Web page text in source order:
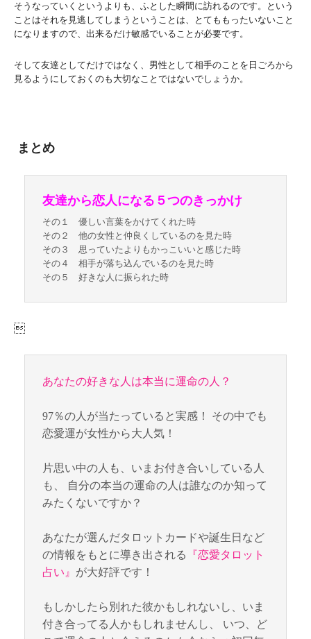
そうなっていくというよりも、ふとした瞬間に訪れるのです。という
ことはそれを見逃してしまうということは、とてももったいないこと
になりますので、出来るだけ敏感でいることが必要です。
そして友達としてだけではなく、男性として相手のことを日ごろから
見るようにしておくのも大切なことではないでしょうか。
まとめ
友達から恋人になる５つのきっかけ
その１ 優しい言葉をかけてくれた時
その２ 他の女性と仲良くしているのを見た時
その３ 思っていたよりもかっこいいと感じた時
その４ 相手が落ち込んでいるのを見た時
その５ 好きな人に振られた時

あなたの好きな人は本当に運命の人？
97％の人が当たっていると実感！ その中でも
恋愛運が女性から大人気！
片思い中の人も、いまお付き合いしている人
も、 自分の本当の運命の人は誰なのか知って
みたくないですか？
あなたが選んだタロットカードや誕生日など
の情報をもとに導き出される
『恋愛タロット
占い』 が大好評です！
もしかしたら別れた彼かもしれないし、いま
付き合ってる人かもしれませんし、 いつ、ど